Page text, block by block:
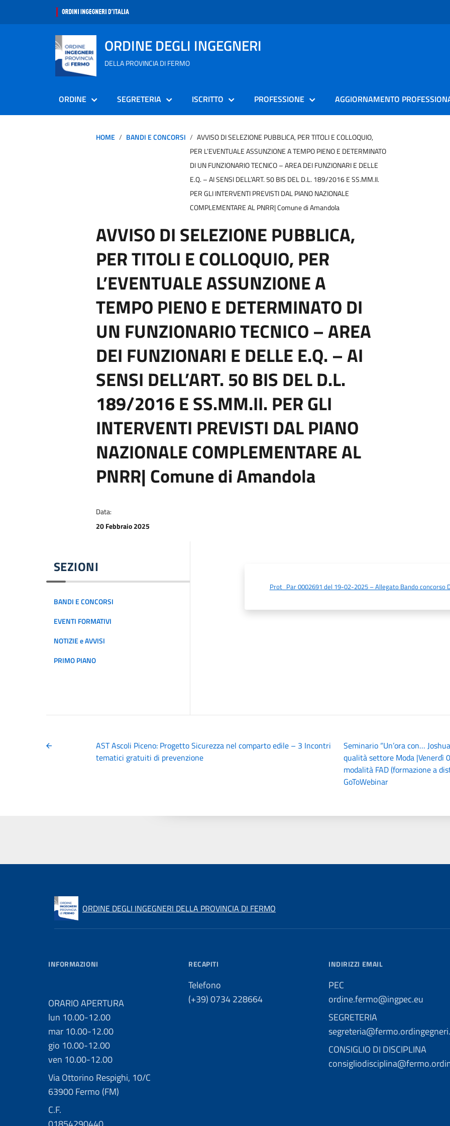
ORDINE DEGLI INGEGNERI
DELLA PROVINCIA DI FERMO
ORDINE SEGRETERIA ISCRITTO PROFESSIONE AGGIORNAMENTO
HOME BANDI E CONCORSI
AVVISO DI SELEZIONE PUBBLICA, PER TITOLI E COLLOQUIO,
PER L’EVENTUALE ASSUNZIONE A TEMPO PIENO E DETERMINATO
DI UN FUNZIONARIO TECNICO – AREA DEI FUNZIONARI E DELLE
E.Q. – AI SENSI DELL’ART. 50 BIS DEL D.L. 189/2016 E SS.MM.II.
PER GLI INTERVENTI PREVISTI DAL PIANO NAZIONALE
COMPLEMENTARE AL PNRR| Comune di Amandola
AVVISO DI SELEZIONE PUBBLICA,
PER TITOLI E COLLOQUIO, PER
L’EVENTUALE ASSUNZIONE A
TEMPO PIENO E DETERMINATO DI
UN FUNZIONARIO TECNICO – AREA
DEI FUNZIONARI E DELLE E.Q. – AI
SENSI DELL’ART. 50 BIS DEL D.L.
189/2016 E SS.MM.II. PER GLI
INTERVENTI PREVISTI DAL PIANO
NAZIONALE COMPLEMENTARE AL
PNRR| Comune di Amandola
Data:
20 Febbraio 2025
SEZIONI
BANDI E CONCORSI
EVENTI FORMATIVI
NOTIZIE e AVVISI
PRIMO PIANO
Prot_Par 0002691 del 19-02-2025 – Allegato Bando concorso
AST Ascoli Piceno: Progetto Sicurezza nel comparto edile – 3 Incontri
tematici gratuiti di prevenzione
Seminario “Un’ora con…
qualità settore Moda
modalità FAD (formazione a
GoToWebinar
ORDINE DEGLI INGEGNERI DELLA PROVINCIA DI FERMO
INFORMAZIONI
ORARIO APERTURA
lun 10.00-12.00
mar 10.00-12.00
gio 10.00-12.00
ven 10.00-12.00
Via Ottorino Respighi, 10/C
63900 Fermo (FM)
C.F.
RECAPITI
Telefono
(+39) 0734 228664
INDIRIZZI EMAIL
PEC
ordine.fermo@ingpec.eu
SEGRETERIA
CONSIGLIO DI DISCIPLINA